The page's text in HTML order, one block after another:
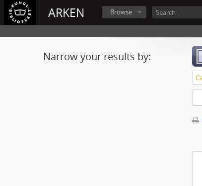
ARKEN Browse
Narrow your results by: